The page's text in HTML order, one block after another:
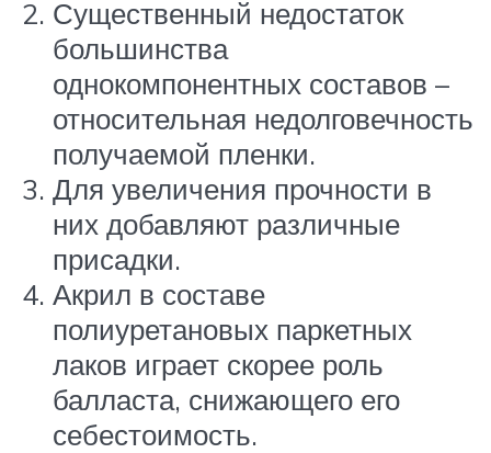
Существенный недостаток
большинства
однокомпонентных составов –
относительная недолговечность
получаемой пленки.
Для увеличения прочности в
них добавляют различные
присадки.
Акрил в составе
полиуретановых паркетных
лаков играет скорее роль
балласта, снижающего его
себестоимость.